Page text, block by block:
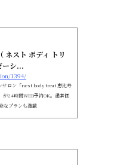
スト ボディ トリ
ーシ...
1394/
サロン「nest body treat 恵比寿
が24時間WEB予約OK。通常価
なプランも満載